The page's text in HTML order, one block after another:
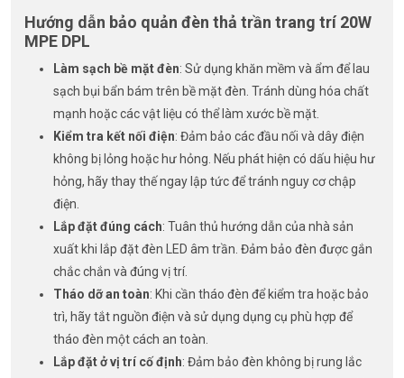
Hướng dẫn bảo quản đèn thả trần trang trí 20W
MPE DPL
Làm sạch bề mặt đèn: Sử dụng khăn mềm và ẩm để lau
sạch bụi bẩn bám trên bề mặt đèn. Tránh dùng hóa chất
mạnh hoặc các vật liệu có thể làm xước bề mặt.
Kiểm tra kết nối điện: Đảm bảo các đầu nối và dây điện
không bị lỏng hoặc hư hỏng. Nếu phát hiện có dấu hiệu hư
hỏng, hãy thay thế ngay lập tức để tránh nguy cơ chập
điện.
Lắp đặt đúng cách: Tuân thủ hướng dẫn của nhà sản
xuất khi lắp đặt đèn LED âm trần. Đảm bảo đèn được gắn
chắc chắn và đúng vị trí.
Tháo dỡ an toàn: Khi cần tháo đèn để kiểm tra hoặc bảo
trì, hãy tắt nguồn điện và sử dụng dụng cụ phù hợp để
tháo đèn một cách an toàn.
Lắp đặt ở vị trí cố định: Đảm bảo đèn không bị rung lắc